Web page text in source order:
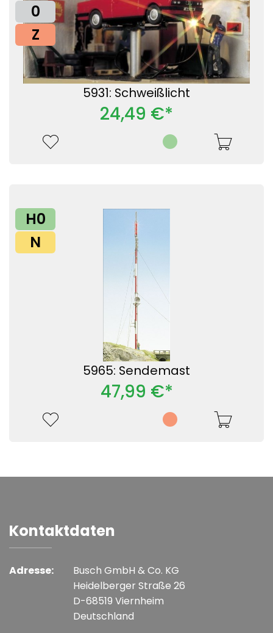
0
Z
5931: Schweißlicht
24,49 €*
H0
N
5965: Sendemast
47,99 €*
Kontaktdaten
Adresse:
Busch GmbH & Co. KG
Heidelberger Straße 26
D-68519 Viernheim
Deutschland